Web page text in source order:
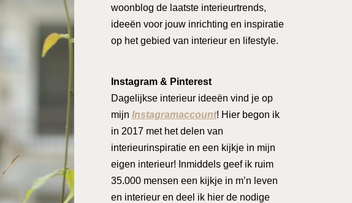
woonblog de laatste interieurtrends,
ideeën voor jouw inrichting en inspiratie
op het gebied van interieur en lifestyle.
Instagram & Pinterest
Dagelijkse interieur ideeën vind je op
mijn Instagramaccount! Hier begon ik
in 2017 met het delen van
interieurinspiratie en een kijkje in mijn
eigen interieur! Inmiddels geef ik ruim
35.000 mensen een kijkje in m’n leven
en interieur en deel ik hier de nodige